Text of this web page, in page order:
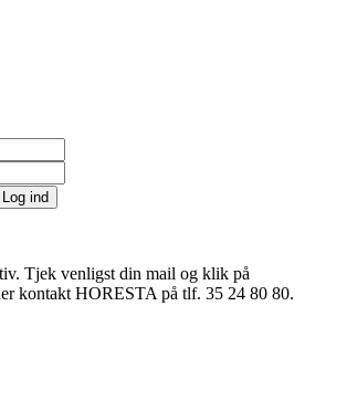
Tjek venligst din mail og klik på
kontakt HORESTA på tlf. 35 24 80 80.